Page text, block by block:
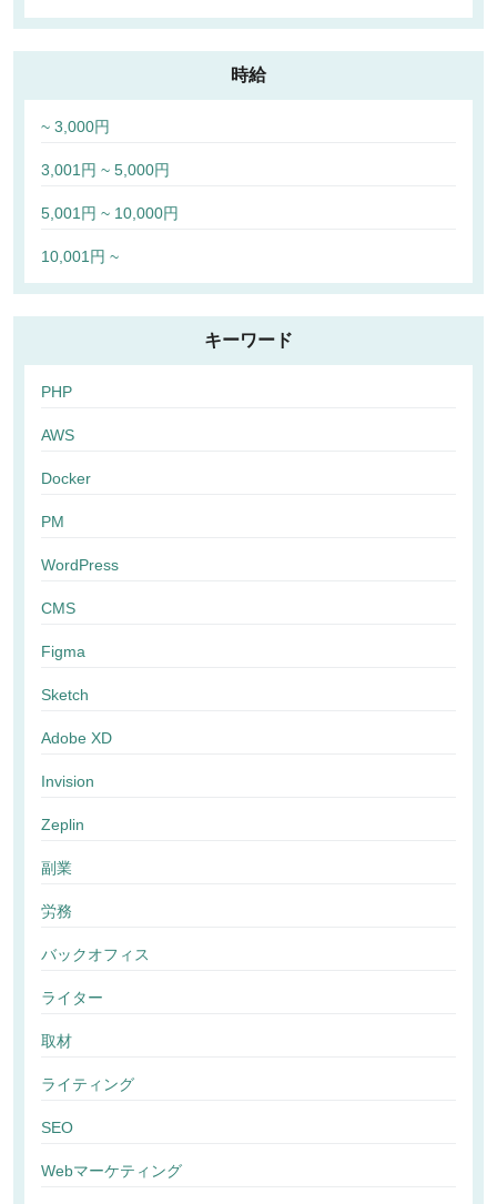
時給
~ 3,000円
3,001円 ~ 5,000円
5,001円 ~ 10,000円
10,001円 ~
キーワード
PHP
AWS
Docker
PM
WordPress
CMS
Figma
Sketch
Adobe XD
Invision
Zeplin
副業
労務
バックオフィス
ライター
取材
ライティング
SEO
Webマーケティング